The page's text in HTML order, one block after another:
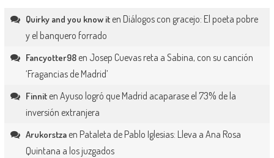
Quirky and you know iten Diálogos con gracejo: El poeta pobre
y el banquero forrado
Fancyotter98en Josep Cuevas reta a Sabina, con su canción
‘Fragancias de Madrid’
Finniten Ayuso logró que Madrid acaparase el 73% de la
inversión extranjera
Arukorstzaen Pataleta de Pablo Iglesias: Lleva a Ana Rosa
Quintana a los juzgados